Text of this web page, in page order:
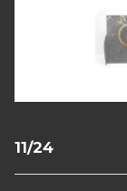
11/24